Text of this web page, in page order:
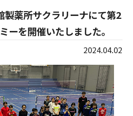
薬所サクラリーナにて第2
ーを開催いたしました。
2024.04.02